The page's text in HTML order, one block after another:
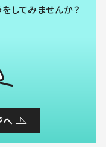
してみませんか？